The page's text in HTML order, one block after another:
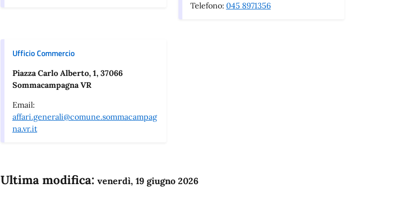
Telefono: 045 8971356
Ufficio Commercio
Piazza Carlo Alberto, 1, 37066
Sommacampagna VR
Email:
affari.generali@comune.sommacampag
na.vr.it
Ultima modifica: venerdì, 19 giugno 2026